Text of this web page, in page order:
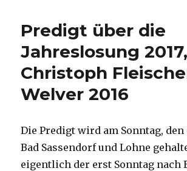
Joachim
Herzogenrath
2017
Predigt über die
Jahreslosung 2017,
Christoph
Welver 2016
Die Predigt wird am Sonntag, den
Bad Sassendorf und Lohne
eigentlich der erst Sonntag nach